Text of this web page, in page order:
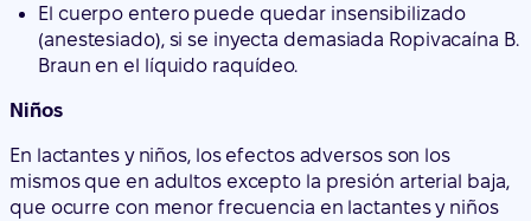
En lactantes y niños, los efectos adversos son los
mismos que en adultos excepto la presión arterial baja,
que ocurre con menor frecuencia en lactantes y niños
(afectan hasta 1 niño de cada 10) y la sensación de
(afectan a más de 1 niño de cada 10).
Comunicación de efectos adversos